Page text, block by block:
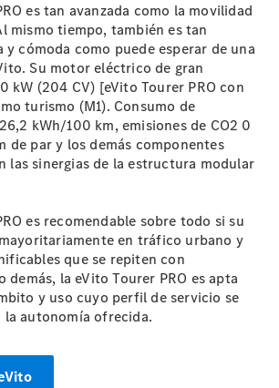
taller
Servicios
Mercedes
Me
Reparación y
mantenimiento
Recambios,
accesorios
y boutique
Asistencia
en carretera
es tan avanzada como la movilidad
mismo tiempo, también es tan
cómoda como puede esperar de una
Su motor eléctrico de gran
kW (204 CV) [eVito Tourer PRO con
turismo (M1). Consumo de
kWh/100 km, emisiones de CO2 0
de par y los demás componentes
las sinergias de la estructura modular
es recomendable sobre todo si su
en tráfico urbano y
que se repiten con
demás, la eVito Tourer PRO es apta
y uso cuyo perfil de servicio se
autonomía ofrecida.